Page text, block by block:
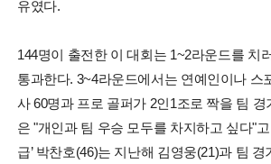
유였다.
144명이 출전한 이 대회는 1~2라운드를 치
통과한다. 3~4라운드에서는 연예인이나 스
사 60명과 프로 골퍼가 2인1조로 짝을 팀
은 "개인과 팀 우승 모두를 차지하고 싶다"고
급’ 박찬호(46)는 지난해 김영웅(21)과 팀